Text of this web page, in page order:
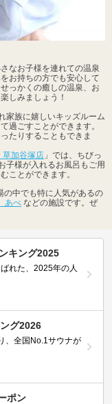
なお子様を連れての温泉
お持ちの方でも安心して
っかくの癒しの温泉、お
しみましょう！
家族に嬉しいキッズルーム
過ごすことができます。
たりすることもできま
草加谷塚店 」では、ちびっ
子様が入れるお風呂もご用
ことができます。
の中でも特に人気があるの
あべ などの施設です。ぜ
キング2025
れた、2025年の人
グ2026
、全国No.1サウナが
ポン